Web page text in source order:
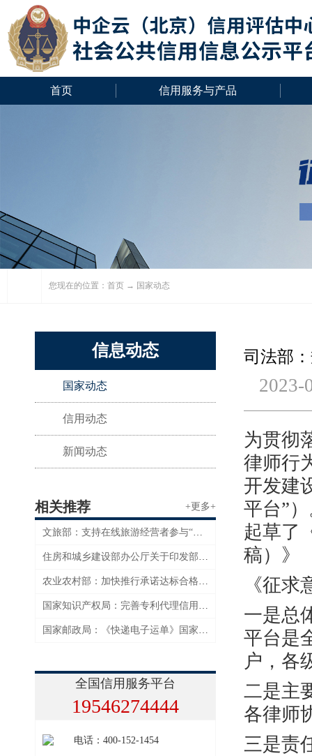
首页 信用服务与产品
您现在的位置： 首页 → 国家动态
信息动态
国家动态
信用动态
新闻动态
相关推荐 +更多+
文旅部：支持在线旅游经营者参与“信用经济”发展试点工作
住房和城乡建设部办公厅关于印发部2023年信用体系建设工作要点的通知
农业农村部：加快推行承诺达标合格证制度和风险防控机制建设
国家知识产权局：完善专利代理信用监管机制
国家邮政局：《快递电子运单》国家标准强化个人信息保护
全国信用服务平台
19546274444
电话：400-152-1454
司法部
2023-
为贯彻
律师行
开发建
平台”
起草了
稿）》
《征
一是总
平台是
户，各
二是主
各律师
三是责